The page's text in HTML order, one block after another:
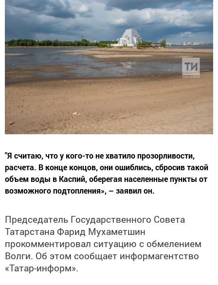
"Я считаю, что у кого-то не хватило прозорливости,
расчета. В конце концов, они ошиблись, сбросив такой
объем воды в Каспий, оберегая населенные пункты от
возможного подтопления», – заявил он.
Председатель Государственного Совета
Татарстана Фарид Мухаметшин
прокомментировал ситуацию с обмелением
Волги. Об этом сообщает информагентство
«Татар-информ».